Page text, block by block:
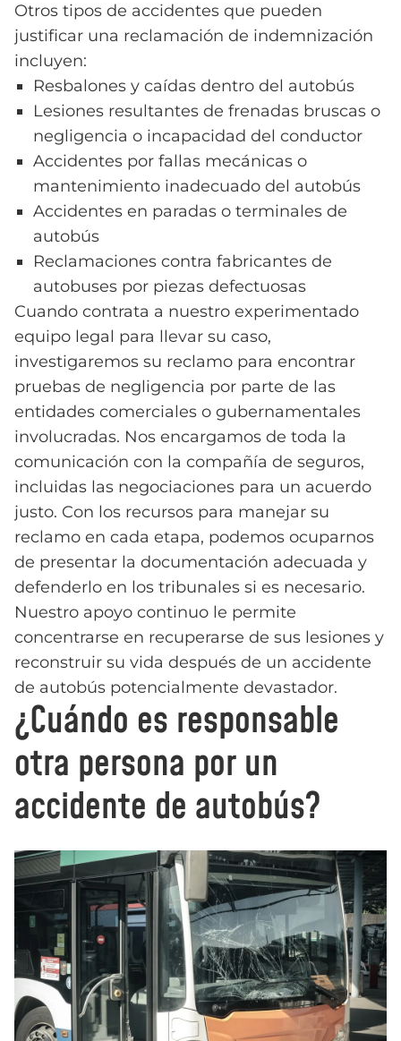
Otros tipos de accidentes que pueden
justificar una reclamación de indemnización
incluyen:
Resbalones y caídas dentro del autobús
Lesiones resultantes de frenadas bruscas o
negligencia o incapacidad del conductor
Accidentes por fallas mecánicas o
mantenimiento inadecuado del autobús
Accidentes en paradas o terminales de
autobús
Reclamaciones contra fabricantes de
autobuses por piezas defectuosas
Cuando contrata a nuestro experimentado
equipo legal para llevar su caso,
investigaremos su reclamo para encontrar
pruebas de negligencia por parte de las
entidades comerciales o gubernamentales
involucradas. Nos encargamos de toda la
comunicación con la compañía de seguros,
incluidas las negociaciones para un acuerdo
justo. Con los recursos para manejar su
reclamo en cada etapa, podemos ocuparnos
de presentar la documentación adecuada y
defenderlo en los tribunales si es necesario.
Nuestro apoyo continuo le permite
concentrarse en recuperarse de sus lesiones y
reconstruir su vida después de un accidente
de autobús potencialmente devastador.
¿Cuándo es responsable
otra persona por un
accidente de autobús?